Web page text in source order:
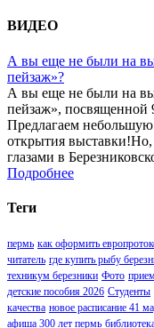
ВИДЕО
А вы еще не были на
пейзаж»?
А вы еще не были на
пейзаж», посвященной
Предлагаем
открытия
глазами в
Подробнее
Теги
пермь как оформить
читатель где купить рыбу
техникум березники Фото
детские пособия 2026 Студенты
качества новое расписание 41
афиша 300 лет пермь